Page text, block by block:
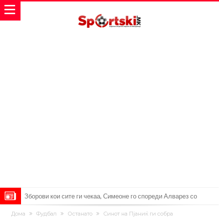
Реал Мадрид ја прекинува потрагата по нов играч за врска
Мекгрегор успешно опериран: Коленото е средено, се враќам
Дома Фудбал Останато
Синот на Пјаниќ ги собра